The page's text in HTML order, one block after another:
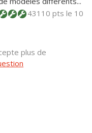
43110 ptsle 10
plus de